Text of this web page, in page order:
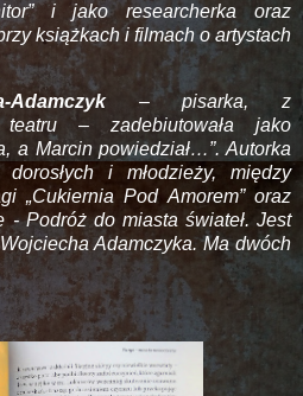
i jako researcherka oraz
książkach i filmach o artystach
Adamczyk– pisarka, z
teatru – zadebiutowała jako
a Marcin powiedział…”. Autorka
i młodzieży, między
„Cukiernia Pod Amorem” oraz
Podróż do miasta świateł. Jest
Adamczyka. Ma dwóch